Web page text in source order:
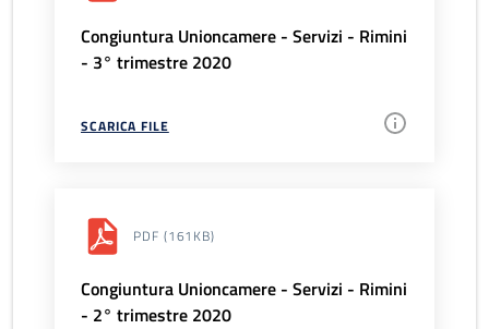
Congiuntura Unioncamere - Servizi - Rimini
- 3° trimestre 2020
SCARICA FILE
PDF (161KB)
Congiuntura Unioncamere - Servizi - Rimini
- 2° trimestre 2020